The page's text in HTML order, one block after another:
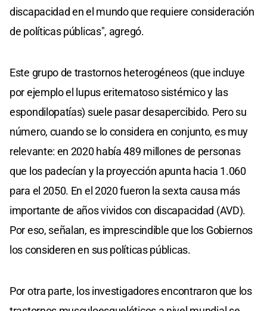
discapacidad en el mundo que requiere consideración
de políticas públicas", agregó.
Este grupo de trastornos heterogéneos (que incluye
por ejemplo el lupus eritematoso sistémico y las
espondilopatías) suele pasar desapercibido. Pero su
número, cuando se lo considera en conjunto, es muy
relevante: en 2020 había 489 millones de personas
que los padecían y la proyección apunta hacia 1.060
para el 2050. En el 2020 fueron la sexta causa más
importante de años vividos con discapacidad (AVD).
Por eso, señalan, es imprescindible que los Gobiernos
los consideren en sus políticas públicas.
Por otra parte, los investigadores encontraron que los